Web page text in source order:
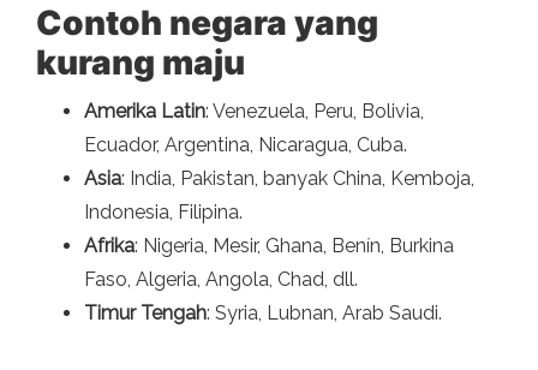
Contoh negara yang
kurang maju
Amerika Latin: Venezuela, Peru, Bolivia,
Ecuador, Argentina, Nicaragua, Cuba.
Asia: India, Pakistan, banyak China, Kemboja,
Indonesia, Filipina.
Afrika: Nigeria, Mesir, Ghana, Benín, Burkina
Faso, Algeria, Angola, Chad, dll.
Timur Tengah: Syria, Lubnan, Arab Saudi.